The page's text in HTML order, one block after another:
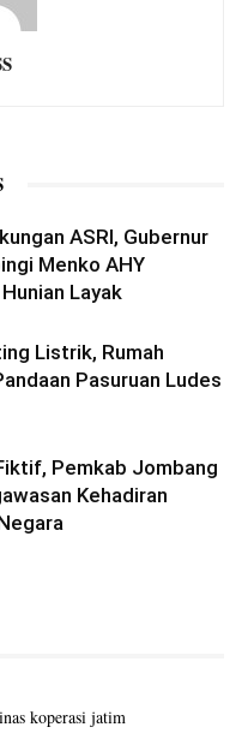
ASRI, Gubernur
Menko AHY
Layak
Listrik, Rumah
Pasuruan Ludes
Pemkab Jombang
Kehadiran